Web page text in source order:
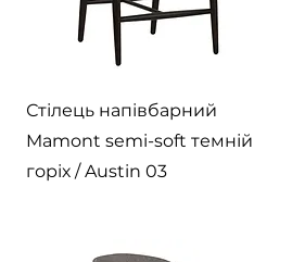
Швидкий перегляд
Стілець напівбарний
Mamont semi-soft темній
горіх / Austin 03